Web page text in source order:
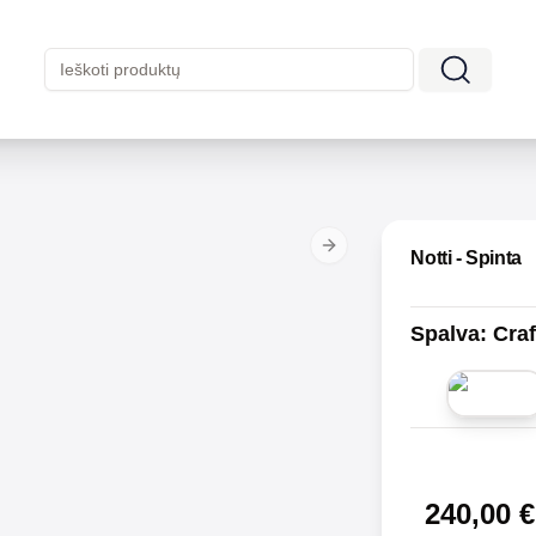
Next slide Notti - Spinta
Spalva:
240,00 €